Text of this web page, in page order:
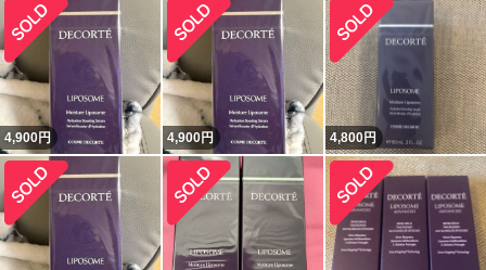
4,900円 4,900円 4,800円